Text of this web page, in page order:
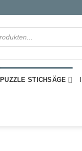
PUZZLE STICHSÄGE